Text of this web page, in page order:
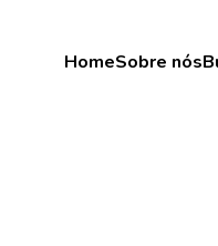
HomeSobre nós